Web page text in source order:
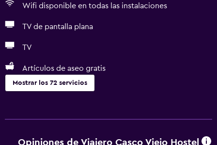
Wifi disponible en todas las instalaciones
TV de pantalla plana
TV
Artículos de aseo gratis
Mostrar los 72 servicios
Wifi gratis
Opiniones de Viajero Casco Viejo Hostel